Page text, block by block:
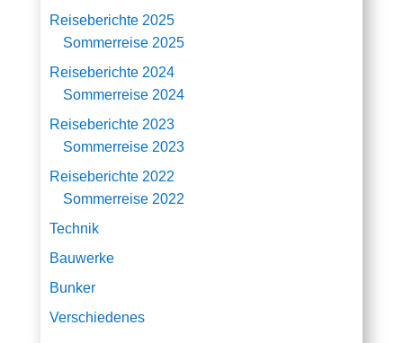
Reiseberichte 2025
Sommerreise 2025
Reiseberichte 2024
Sommerreise 2024
Reiseberichte 2023
Sommerreise 2023
Reiseberichte 2022
Sommerreise 2022
Technik
Bauwerke
Bunker
Verschiedenes